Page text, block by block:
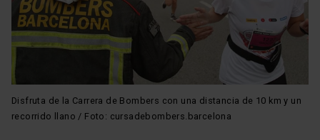
Disfruta de la Carrera de Bombers con una distancia de 10 km y un
recorrido llano / Foto: cursadebombers.barcelona